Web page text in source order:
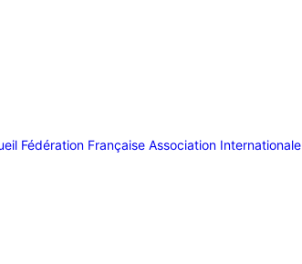
Fédération Française Association Internationale